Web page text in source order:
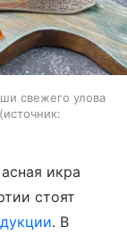
свежего улова
источник:
икра
стоят
. В